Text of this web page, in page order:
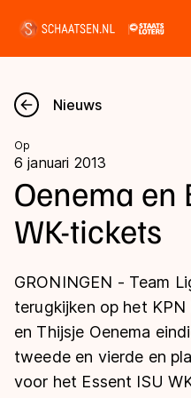
Nieuws
Kalender
Disciplines
Langebaan
Shorttrack
Inlineskaten
Uitslagen
Langebaan
Shorttrack
Marathon
Tijden & historie
Ranglijsten Langebaan
Nieuws
Op
6 januari 2013
Oenema en
WK-tickets
GRONINGEN - Team
terugkijken op het
en Thijsje Oenema
tweede en vierde en
voor het Essent ISU